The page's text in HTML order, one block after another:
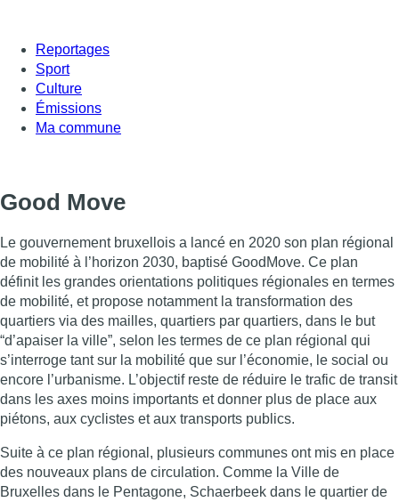
Reportages
Sport
Culture
Émissions
Ma commune
Good Move
Le gouvernement bruxellois a lancé en 2020 son plan régional
de mobilité à l’horizon 2030, baptisé GoodMove. Ce plan
définit les grandes orientations politiques régionales en termes
de mobilité, et propose notamment la transformation des
quartiers via des mailles, quartiers par quartiers, dans le but
“d’apaiser la ville”, selon les termes de ce plan régional qui
s’interroge tant sur la mobilité que sur l’économie, le social ou
encore l’urbanisme. L’objectif reste de réduire le trafic de transit
dans les axes moins importants et donner plus de place aux
piétons, aux cyclistes et aux transports publics.
Suite à ce plan régional, plusieurs communes ont mis en place
des nouveaux plans de circulation. Comme la Ville de
Bruxelles dans le Pentagone, Schaerbeek dans le quartier de